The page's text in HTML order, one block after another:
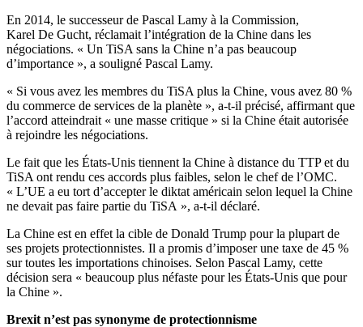
En 2014, le successeur de Pascal Lamy à la Commission,
Karel De Gucht, réclamait l’intégration de la Chine dans les
négociations. « Un TiSA sans la Chine n’a pas beaucoup
d’importance », a souligné Pascal Lamy.
« Si vous avez les membres du TiSA plus la Chine, vous avez 80 %
du commerce de services de la planète », a-t-il précisé, affirmant que
l’accord atteindrait « une masse critique » si la Chine était autorisée
à rejoindre les négociations.
Le fait que les États-Unis tiennent la Chine à distance du TTP et du
TiSA ont rendu ces accords plus faibles, selon le chef de l’OMC.
« L’UE a eu tort d’accepter le diktat américain selon lequel la Chine
ne devait pas faire partie du TiSA », a-t-il déclaré.
La Chine est en effet la cible de Donald Trump pour la plupart de
ses projets protectionnistes. Il a promis d’imposer une taxe de 45 %
sur toutes les importations chinoises. Selon Pascal Lamy, cette
décision sera « beaucoup plus néfaste pour les États-Unis que pour
la Chine ».
Brexit n’est pas synonyme de protectionnisme